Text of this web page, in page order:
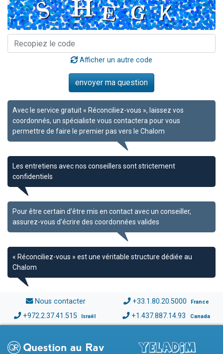
Afficher un autre code
Avec le service gratuit « Réconciliez-vous », laissez vos
coordonnés, un spécialiste vous contactera pour vous
permettre de faire le premier pas vers le Chalom
Les entretiens avec nos conseillers sont strictement
confidentiels
Pour être certain d’être mis en contact avec un conseiller,
assurez-vous d'écrire des coordonnées valides
« Réconciliez-vous » est une véritable structure dédiée au
Chalom
Nous contacter +33.1.80.20.5000 France
+972.2.37.41.515 Israël +1.437.887.14.93 Canada